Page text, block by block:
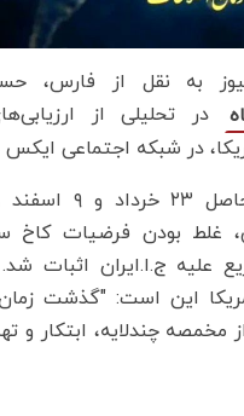
به نقل از فارس،
در تحلیلی از
در شبکه اجتماعی
بعد از حملات بی
فروردین، غلط بودن فرضیات
علیه ج.ا.ایران اثبات
این است: "گذشت
چندلایه، ابتکار و